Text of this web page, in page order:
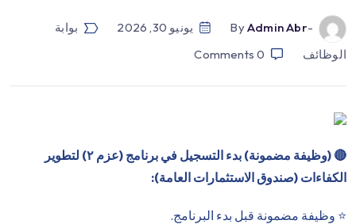
-by
Admin Abr يونيو 30, 2026
بوابة
الوظائف
0
Comments
🔴
(وظيفة مضمونة) بدء التسجيل في برنامج (عزم ٢) لتطوير
الكفاءات (صندوق الاستثمارات العامة):
⭐️ وظيفة مضمونة قبل بدء البرنامج.